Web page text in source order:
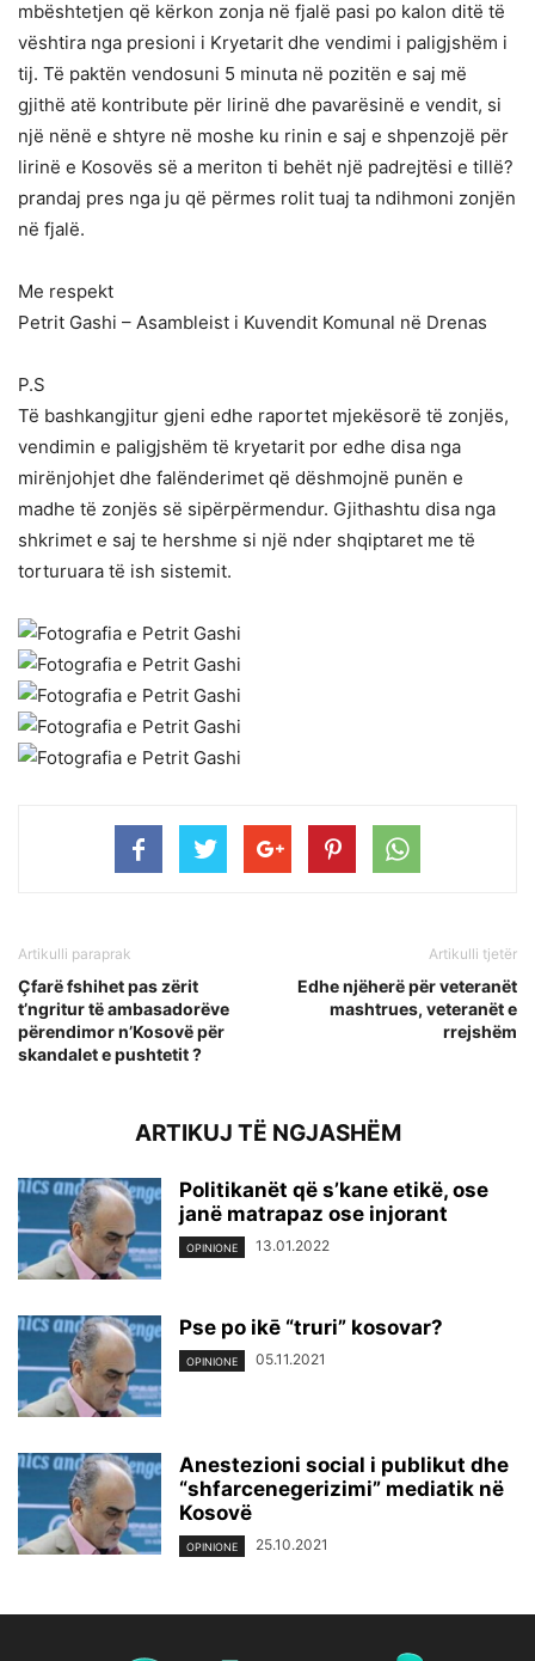
mbështetjen që kërkon zonja në fjalë pasi po kalon ditë të
vështira nga presioni i Kryetarit dhe vendimi i paligjshëm i
tij. Të paktën vendosuni 5 minuta në pozitën e saj më
gjithë atë kontribute për lirinë dhe pavarësinë e vendit, si
një nënë e shtyre në moshe ku rinin e saj e shpenzojë për
lirinë e Kosovës së a meriton ti behët një padrejtësi e tillë?
prandaj pres nga ju që përmes rolit tuaj ta ndihmoni zonjën
në fjalë.
Me respekt
Petrit Gashi – Asambleist i Kuvendit Komunal në Drenas
P.S
Të bashkangjitur gjeni edhe raportet mjekësorë të zonjës,
vendimin e paligjshëm të kryetarit por edhe disa nga
mirënjohjet dhe falënderimet që dëshmojnë punën e
madhe të zonjës së sipërpërmendur. Gjithashtu disa nga
shkrimet e saj te hershme si një nder shqiptaret me të
torturuara të ish sistemit.
Artikulli paraprak
Çfarë fshihet pas zërit
t’ngritur të ambasadorëve
përendimor n’Kosovë për
skandalet e pushtetit ?
Artikulli tjetër
Edhe njëherë për veteranët
mashtrues, veteranët e
rrejshëm
ARTIKUJ TË NGJASHËM
Politikanët që s’kane etikë, ose
janë matrapaz ose injorant
OPINIONE 13.01.2022
Pse po ikē “truri” kosovar?
OPINIONE 05.11.2021
Anestezioni social i publikut dhe
“shfarcenegerizimi” mediatik në
Kosovë
OPINIONE 25.10.2021